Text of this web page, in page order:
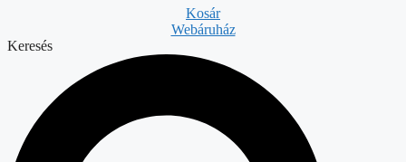
Kosár
Webáruház
Keresés